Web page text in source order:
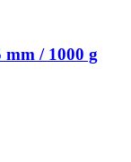
mm / 1000 g